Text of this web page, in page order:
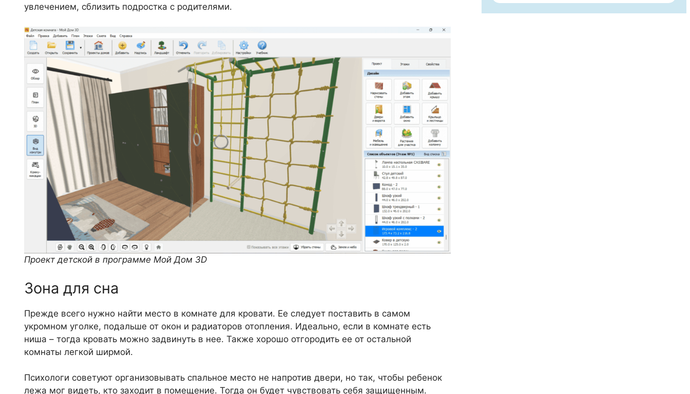
увлечением, сблизить подростка с родителями.
Проект детской в программе Мой Дом 3D
Зона для сна
Прежде всего нужно найти место в комнате для кровати. Ее следует поставить в самом
укромном уголке, подальше от окон и радиаторов отопления. Идеально, если в комнате есть
ниша – тогда кровать можно задвинуть в нее. Также хорошо отгородить ее от остальной
комнаты легкой ширмой.
Психологи советуют организовывать спальное место не напротив двери, но так, чтобы ребенок
лежа мог видеть, кто заходит в помещение. Тогда он будет чувствовать себя защищенным.